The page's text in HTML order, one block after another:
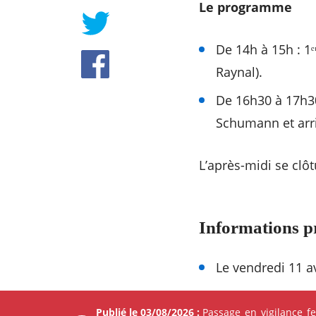
Publié le 03/08/2026 : Passage en vigilance
Le programme
De 14h à 15h :
Raynal).
De 16h30 à
Schumann et
L’après-midi se
Informations
Le vendredi 11
Entrée libre et